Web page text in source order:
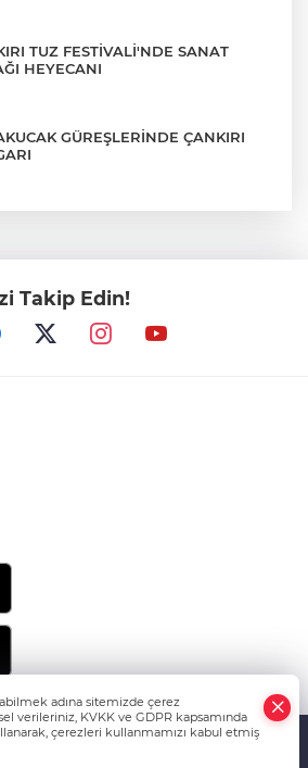
TUZ FESTİVALİ'NDE SANAT
HEYECANI
GÜREŞLERİNDE ÇANKIRI
YAYLACI ELDİVAN'DA DUALARLA
VERİLDİ
HATTINDA YENİ KRİZ
Takip Edin!
adına sitemizde çerez
verileriniz, KVKK ve GDPR kapsamında
çerezleri kullanmamızı kabul etmiş